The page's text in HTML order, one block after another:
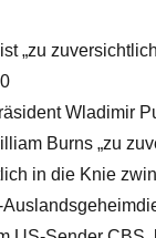
„zu
Wladimir
Burns „zu
in die Knie